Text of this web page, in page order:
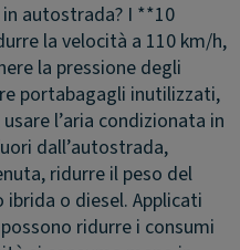
autostrada? I **10
la velocità a 110 km/h,
la pressione degli
portabagagli inutilizzati,
l’aria condizionata in
dall’autostrada,
ridurre il peso del
ibrida o diesel. Applicati
ridurre i consumi